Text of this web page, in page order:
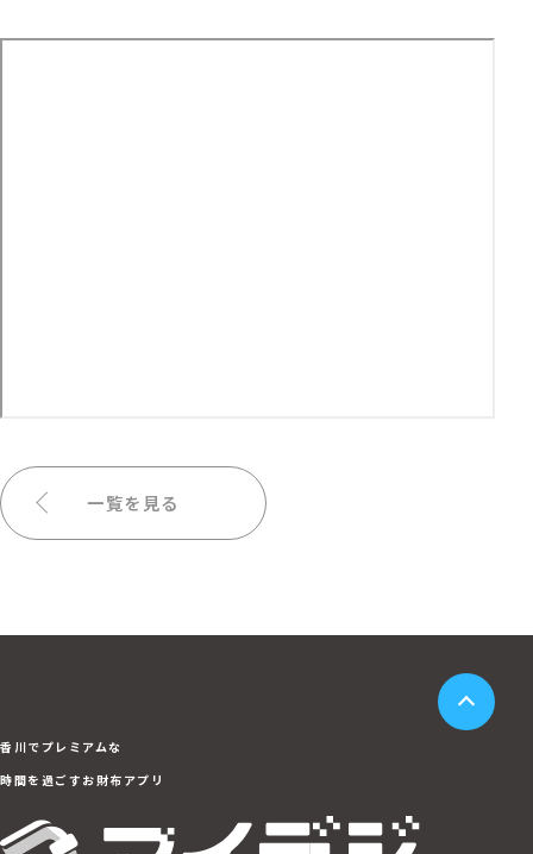
一覧を見る
香川でプレミアムな
時間を過ごすお財布アプリ